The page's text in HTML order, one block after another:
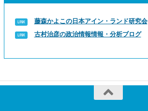
藤森かよこの日本アイン・ランド研究会
古村治彦の政治情報情報・分析ブログ